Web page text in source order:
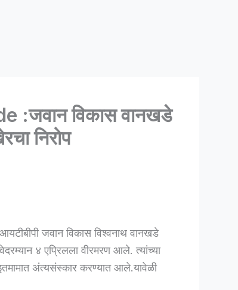
:जवान विकास वानखडे
निरोप
जवान विकास विश्वनाथ वानखडे
४ एप्रिलला वीरमरण आले. त्यांच्या
अंत्यसंस्कार करण्यात आले.यावेळी